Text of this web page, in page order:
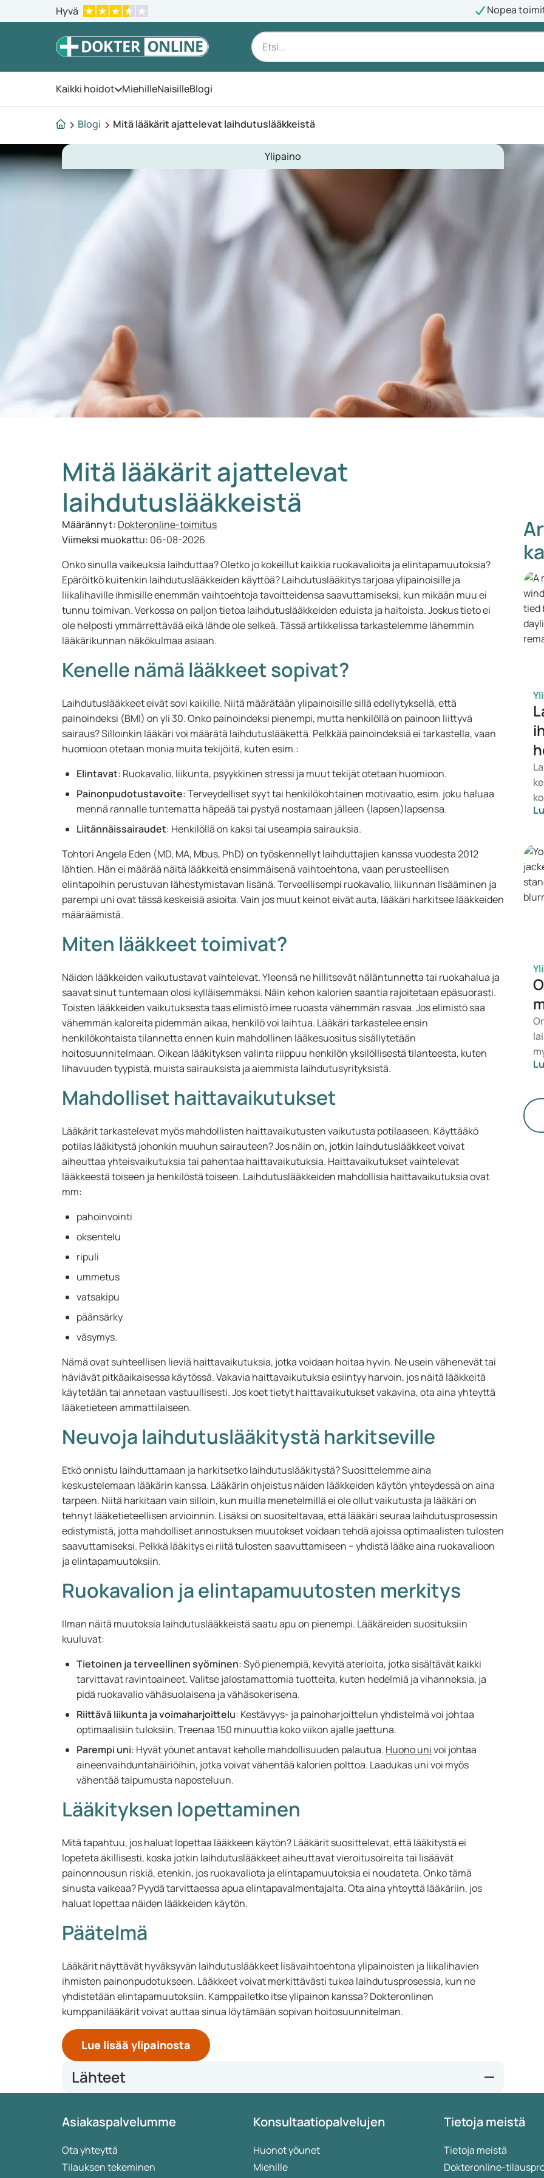
Hyvä Nopea
Kaikki hoidot Avaa valikko
MiehilleNaisilleBlogi
Blogi Mitä lääkärit ajattelevat laihdutuslääkkeistä
Ylipaino
Mitä lääkärit ajattelevat
laihdutuslääkkeistä
Määrännyt: Dokteronline-toimitus
Viimeksi muokattu: 06-08-2026
Onko sinulla vaikeuksia laihduttaa? Oletko jo kokeillut kaikkia ruokavalioita ja elintapamuutoksia?
Epäröitkö kuitenkin laihdutuslääkkeiden käyttöä? Laihdutuslääkitys tarjoaa ylipainoisille ja
liikalihaville ihmisille enemmän vaihtoehtoja tavoitteidensa saavuttamiseksi, kun mikään muu ei
tunnu toimivan. Verkossa on paljon tietoa laihdutuslääkkeiden eduista ja haitoista. Joskus tieto ei
ole helposti ymmärrettävää eikä lähde ole selkeä. Tässä artikkelissa tarkastelemme lähemmin
lääkärikunnan näkökulmaa asiaan.
Kenelle nämä lääkkeet sopivat?
Laihdutuslääkkeet eivät sovi kaikille. Niitä määrätään ylipainoisille sillä edellytyksellä, että
painoindeksi (BMI) on yli 30. Onko painoindeksi pienempi, mutta henkilöllä on painoon liittyvä
sairaus? Silloinkin lääkäri voi määrätä laihdutuslääkettä. Pelkkää painoindeksiä ei tarkastella, vaan
huomioon otetaan monia muita tekijöitä, kuten esim.:
Elintavat: Ruokavalio, liikunta, psyykkinen stressi ja muut tekijät otetaan huomioon.
Painonpudotustavoite: Terveydelliset syyt tai henkilökohtainen motivaatio, esim. joku haluaa
mennä rannalle tuntematta häpeää tai pystyä nostamaan jälleen (lapsen)lapsensa.
Liitännäissairaudet: Henkilöllä on kaksi tai useampia sairauksia.
Tohtori Angela Eden (MD, MA, Mbus, PhD) on työskennellyt laihduttajien kanssa vuodesta 2012
lähtien. Hän ei määrää näitä lääkkeitä ensimmäisenä vaihtoehtona, vaan perusteellisen
elintapoihin perustuvan lähestymistavan lisänä. Terveellisempi ruokavalio, liikunnan lisääminen ja
parempi uni ovat tässä keskeisiä asioita. Vain jos muut keinot eivät auta, lääkäri harkitsee lääkkeiden
määräämistä.
Miten lääkkeet toimivat?
Näiden lääkkeiden vaikutustavat vaihtelevat. Yleensä ne hillitsevät näläntunnetta tai ruokahalua ja
saavat sinut tuntemaan olosi kylläisemmäksi. Näin kehon kalorien saantia rajoitetaan epäsuorasti.
Toisten lääkkeiden vaikutuksesta taas elimistö imee ruoasta vähemmän rasvaa. Jos elimistö saa
vähemmän kaloreita pidemmän aikaa, henkilö voi laihtua. Lääkäri tarkastelee ensin
henkilökohtaista tilannetta ennen kuin mahdollinen lääkesuositus sisällytetään
hoitosuunnitelmaan. Oikean lääkityksen valinta riippuu henkilön yksilöllisestä tilanteesta, kuten
lihavuuden tyypistä, muista sairauksista ja aiemmista laihdutusyrityksistä.
Mahdolliset haittavaikutukset
Lääkärit tarkastelevat myös mahdollisten haittavaikutusten vaikutusta potilaaseen. Käyttääkö
potilas lääkitystä johonkin muuhun sairauteen? Jos näin on, jotkin laihdutuslääkkeet voivat
aiheuttaa yhteisvaikutuksia tai pahentaa haittavaikutuksia. Haittavaikutukset vaihtelevat
lääkkeestä toiseen ja henkilöstä toiseen. Laihdutuslääkkeiden mahdollisia haittavaikutuksia ovat
mm:
pahoinvointi
oksentelu
ripuli
ummetus
vatsakipu
päänsärky
väsymys.
Nämä ovat suhteellisen lieviä haittavaikutuksia, jotka voidaan hoitaa hyvin. Ne usein vähenevät tai
häviävät pitkäaikaisessa käytössä. Vakavia haittavaikutuksia esiintyy harvoin, jos näitä lääkkeitä
käytetään tai annetaan vastuullisesti. Jos koet tietyt haittavaikutukset vakavina, ota aina yhteyttä
lääketieteen ammattilaiseen.
Neuvoja laihdutuslääkitystä harkitseville
Etkö onnistu laihduttamaan ja harkitsetko laihdutuslääkitystä? Suosittelemme aina
keskustelemaan lääkärin kanssa. Lääkärin ohjeistus näiden lääkkeiden käytön yhteydessä on aina
tarpeen. Niitä harkitaan vain silloin, kun muilla menetelmillä ei ole ollut vaikutusta ja lääkäri on
tehnyt lääketieteellisen arvioinnin. Lisäksi on suositeltavaa, että lääkäri seuraa laihdutusprosessin
edistymistä, jotta mahdolliset annostuksen muutokset voidaan tehdä ajoissa optimaalisten tulosten
saavuttamiseksi. Pelkkä lääkitys ei riitä tulosten saavuttamiseen − yhdistä lääke aina ruokavalioon
ja elintapamuutoksiin.
Ruokavalion ja elintapamuutosten merkitys
Ilman näitä muutoksia laihdutuslääkkeistä saatu apu on pienempi. Lääkäreiden suosituksiin
kuuluvat:
Tietoinen ja terveellinen syöminen: Syö pienempiä, kevyitä aterioita, jotka sisältävät kaikki
tarvittavat ravintoaineet. Valitse jalostamattomia tuotteita, kuten hedelmiä ja vihanneksia, ja
pidä ruokavalio vähäsuolaisena ja vähäsokerisena.
Riittävä liikunta ja voimaharjoittelu: Kestävyys- ja painoharjoittelun yhdistelmä voi johtaa
optimaalisiin tuloksiin. Treenaa 150 minuuttia koko viikon ajalle jaettuna.
Parempi uni: Hyvät yöunet antavat keholle mahdollisuuden palautua. Huono univoi johtaa
aineenvaihduntahäiriöihin, jotka voivat vähentää kalorien polttoa. Laadukas uni voi myös
vähentää taipumusta naposteluun.
Lääkityksen lopettaminen
Mitä tapahtuu, jos haluat lopettaa lääkkeen käytön? Lääkärit suosittelevat, että lääkitystä ei
lopeteta äkillisesti, koska jotkin laihdutuslääkkeet aiheuttavat vieroitusoireita tai lisäävät
painonnousun riskiä, etenkin, jos ruokavaliota ja elintapamuutoksia ei noudateta. Onko tämä
sinusta vaikeaa? Pyydä tarvittaessa apua elintapavalmentajalta. Ota aina yhteyttä lääkäriin, jos
haluat lopettaa näiden lääkkeiden käytön.
Päätelmä
Lääkärit näyttävät hyväksyvän laihdutuslääkkeet lisävaihtoehtona ylipainoisten ja liikalihavien
ihmisten painonpudotukseen. Lääkkeet voivat merkittävästi tukea laihdutusprosessia, kun ne
yhdistetään elintapamuutoksiin. Kamppailetko itse ylipainon kanssa? Dokteronlinen
kumppanilääkärit voivat auttaa sinua löytämään sopivan hoitosuunnitelman.
Lue lisää ylipainosta
Lähteet
obesity-medication#
https://huisarts.bsl.nl/afslankmedicatie-rol-bijwerkingen-en-overwegingen-voor-huisartsen/
https://www.health.harvard.edu/topics/diet-and-weight-loss
https://pmc.ncbi.nlm.nih.gov/articles/PMC3519150/
Asiakaspalvelumme
Ota yhteyttä
Tilauksen tekeminen
Konsultaatiopalvelujen
Huonot yöunet
Miehille
Tietoja meistä
Tietoja meistä
Dokteronline-